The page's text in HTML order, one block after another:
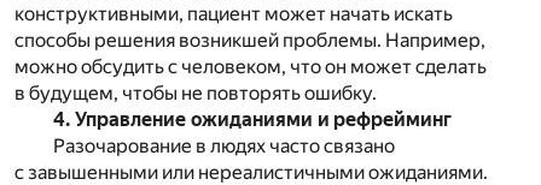
конструктивными, пациент может начать искать
способы решения возникшей проблемы. Например,
можно обсудить с человеком, что он может сделать
в будущем, чтобы не повторять ошибку.
4. Управление ожиданиями и рефрейминг
Разочарование в людях часто связано
с завышенными или нереалистичными ожиданиями.